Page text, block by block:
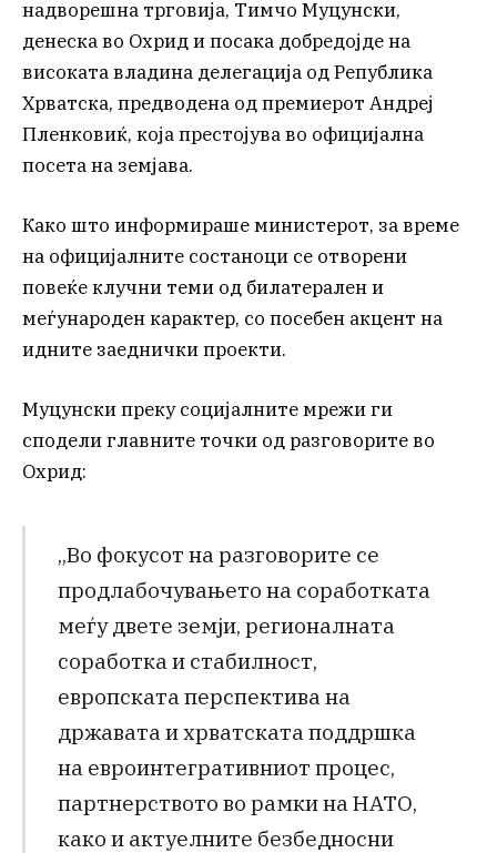
надворешна трговија, Тимчо Муцунски,
денеска во Охрид и посака добредојде на
високата владина делегација од Република
Хрватска, предводена од премиерот Андреј
Пленковиќ, која престојува во официјална
посета на земјава.
Како што информираше министерот, за време
на официјалните состаноци се отворени
повеќе клучни теми од билатерален и
меѓународен карактер, со посебен акцент на
идните заеднички проекти.
Муцунски преку социјалните мрежи ги
сподели главните точки од разговорите во
Охрид:
„Во фокусот на разговорите се
продлабочувањето на соработката
меѓу двете земји, регионалната
соработка и стабилност,
европската перспектива на
државата и хрватската поддршка
на евроинтегративниот процес,
партнерството во рамки на НАТО,
како и актуелните безбедносни